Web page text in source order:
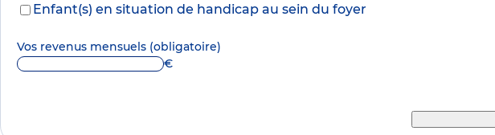
Enfant(s) en situation de handicap au sein du foyer
Vos revenus mensuels (obligatoire)
€